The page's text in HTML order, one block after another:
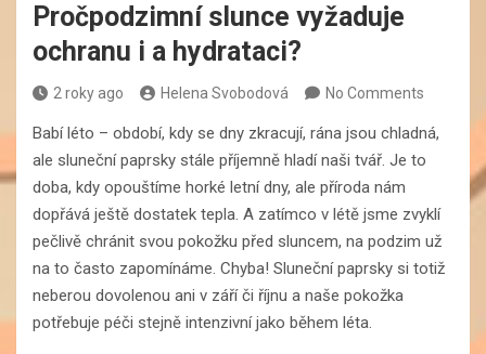
Pročpodzimní slunce vyžaduje
ochranu i a hydrataci?
2 roky ago Helena Svobodová No Comments
Babí léto – období, kdy se dny zkracují, rána jsou chladná,
ale sluneční paprsky stále příjemně hladí naši tvář. Je to
doba, kdy opouštíme horké letní dny, ale příroda nám
dopřává ještě dostatek tepla. A zatímco v létě jsme zvyklí
pečlivě chránit svou pokožku před sluncem, na podzim už
na to často zapomínáme. Chyba! Sluneční paprsky si totiž
neberou dovolenou ani v září či říjnu a naše pokožka
potřebuje péči stejně intenzivní jako během léta.